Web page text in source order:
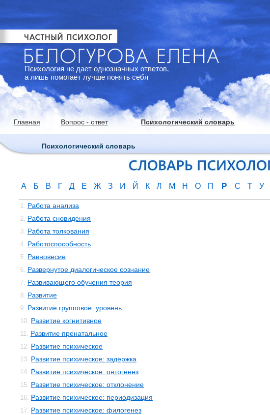
Психология не дает однозначных ответов,
а лишь помогает лучше понять себя
Главная Вопрос - ответ Психологический словарь
Психологический словарь
А Б В Г Д Е Ж З И Й К Л М Н О П Р С Т У
1. Работа анализа
2. Работа сновидения
3. Работа толкования
4. Работоспособность
5. Равновесие
6. Развернутое диалогическое сознание
7. Развивающего обучения теория
8. Развитие
9. Развитие групповое: уровень
10. Развитие когнитивное
11. Развитие пренатальное
12. Развитие психическое
13. Развитие психическое: задержка
14. Развитие психическое: онтогенез
15. Развитие психическое: отклонение
16. Развитие психическое: периодизация
17. Развитие психическое: филогенез